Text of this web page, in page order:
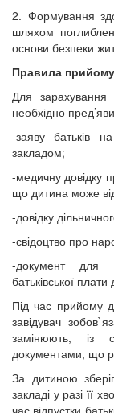
2. Формування
шляхом
основи безпеки
Правила прийому
Для
необхідно
-заяву батьків
закладом;
-медичну довідку
що дитина може
-довідку
-свідоцтво про
-документ для
батьківської плати
Під час прийому
завідувач
замінюють, із
документами, що
За дитиною
закладі у разі її
час відпустки